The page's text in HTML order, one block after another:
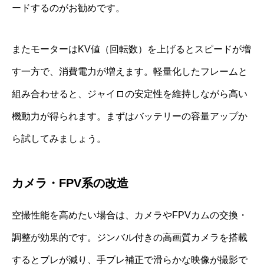
ードするのがお勧めです。
またモーターはKV値（回転数）を上げるとスピードが増
す一方で、消費電力が増えます。軽量化したフレームと
組み合わせると、ジャイロの安定性を維持しながら高い
機動力が得られます。まずはバッテリーの容量アップか
ら試してみましょう。
カメラ・FPV系の改造
空撮性能を高めたい場合は、カメラやFPVカムの交換・
調整が効果的です。ジンバル付きの高画質カメラを搭載
するとブレが減り、手ブレ補正で滑らかな映像が撮影で